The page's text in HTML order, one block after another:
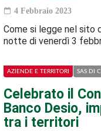
4 Febbraio 2023
Come si legge nel sito
notte di venerdì 3
AZIENDE E TERRITORI SAS DI
Celebrato il
Banco Desio,
tra i territori